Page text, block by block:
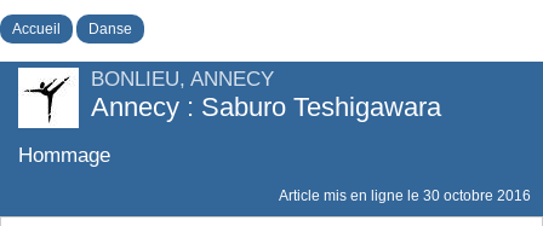
Accueil Danse
BONLIEU, ANNECY
Annecy : Saburo Teshigawara
Hommage
Article mis en ligne le 30 octobre 2016